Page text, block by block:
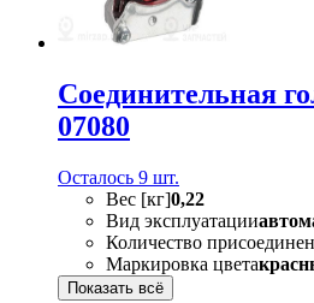
Соединительная
07080
Осталось 9 шт.
Вес [кг]0,22
Вид эксплуатации
Количество
Маркировка цвета
Показать всё